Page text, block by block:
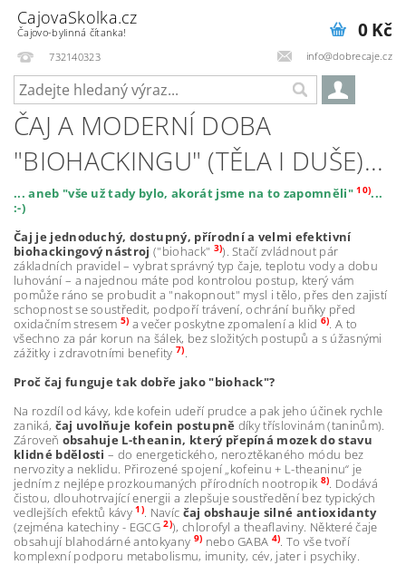
CajovaSkolka.cz
Čajovo-bylinná čítanka!
732140323
info@dobrecaje.cz
0 Kč
ČAJ A MODERNÍ DOBA
"BIOHACKINGU" (TĚLA I DUŠE)...
... aneb "vše už tady bylo, akorát jsme na to zapomněli"10)...
:-)
Čaj je jednoduchý, dostupný, přírodní a velmi efektivní
biohackingový nástroj ("biohack" 3)). Stačí zvládnout pár
základních pravidel – vybrat správný typ čaje, teplotu vody a dobu
luhování – a najednou máte pod kontrolou postup, který vám
pomůže ráno se probudit a "nakopnout" mysl i tělo, přes den zajistí
schopnost se soustředit, podpoří trávení, ochrání buňky před
oxidačním stresem 5) a večer poskytne zpomalení a klid 6) . A to
všechno za pár korun na šálek, bez složitých postupů a s úžasnými
zážitky i zdravotními benefity 7)
Proč čaj funguje tak dobře jako "biohack"?
Na rozdíl od kávy, kde kofein udeří prudce a pak jeho účinek rychle
zaniká, čaj uvolňuje kofein postupně díky tříslovinám (taninům).
Zároveň obsahuje L-theanin, který přepíná mozek do stavu
klidné bdělosti – do energetického, neroztěkaného módu bez
nervozity a neklidu. Přirozené spojení „kofeinu + L-theaninu“ je
jedním z nejlépe prozkoumaných přírodních nootropik 8)
. Dodává
čistou, dlouhotrvající energii a zlepšuje soustředění bez typických
vedlejších efektů kávy1) . Navíc čaj obshauje silné antioxidanty
(zejména katechiny - EGCG2)), chlorofyl a theaflaviny. Některé čaje
obsahují blahodárné antokyany 9) nebo GABA 4) . To vše tvoří
komplexní podporu metabolismu, imunity, cév, jater i psychiky.